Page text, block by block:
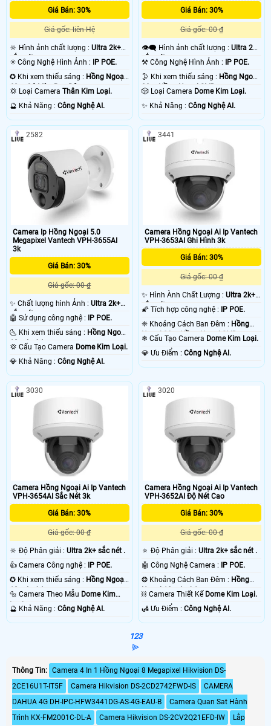
Giá Bán: 30%
Giá gốc: liên Hệ
🔆 Hình ảnh chất lượng : Ultra 2k+
sắc nét .
✳️ Công Nghệ Hình Ảnh : IP POE.
✪ Khi xem thiếu sáng : Hồng Ngoại
60m Có Màu Ban Đêm.
💢 Loại Camera Thân Kim Loại.
️🔮 Khả Năng : Công Nghệ AI.
Giá Bán: 30%
Giá gốc: 00 ₫
👁️‍🗨 Hình ảnh chất lượng :Ultra 2k+
sắc nét .
⚒ Công Nghệ Hình Ảnh : IP POE.
🌛 Khi xem thiếu sáng : Hồng Ngoại
30m Hồng Ngoại SMD.
🎲 Loại Camera Dome Kim Loại.
️✨ Khả Năng :Công Nghệ AI.
Camera Ip Hồng Ngoại 5.0
Megapixel Vantech VPH-3655AI
3k
Giá Bán: 30%
Giá gốc: 00 ₫
✨ Chất lượng hình Ảnh : Ultra 2k+
sắc nét .
🤖️ Sử dụng công nghệ :
IP POE.
🌜 Khi xem thiếu sáng : Hồng Ngoại
10m Led Array.
💢 Cấu Tạo Camera Dome Kim Loại.
️💎 Khả Năng : Công Nghệ AI.
2582
Camera Hồng Ngoại Ai Ip Vantech
VPH-3653AI Ghi Hình 3k
Giá Bán: 30%
Giá gốc: 00 ₫
✨ Hình Ành Chất Lượng :Ultra 2k+
sắc nét .
🌠 Tích hợp công nghệ :
IP POE.
❈ Khoảng Cách Ban Đêm : Hồng
Ngoại 20m Hồng Ngoại SMD.
❄ Cấu Tạo Camera Dome Kim Loại.
️💎 Ưu Điểm :Công Nghệ AI.
3441
Camera Hồng Ngoại Ai Ip Vantech
VPH-3654AI Sắc Nét 3k
Giá Bán: 30%
Giá gốc: 00 ₫
🔆 Độ Phân giải : Ultra 2k+ sắc nét .
👍 Camera Công nghệ :
IP POE.
✪ Khi xem thiếu sáng : Hồng Ngoại
10m Led Array.
🔩 Camera Theo Mẫu Dome Kim
Loại.
️🔮 Khả Năng : Công Nghệ AI.
3030
Camera Hồng Ngoại Ai Ip Vantech
VPH-3652AI Độ Nét Cao
Giá Bán: 30%
Giá gốc: 00 ₫
🔅 Độ Phân giải :Ultra 2k+ sắc nét .
🤖️ Công Nghệ Camera :
IP POE.
❂ Khoảng Cách Ban Đêm : Hồng
Ngoại 10m Led Array.
⛓ Camera Thiết Kế Dome Kim Loại.
️🛃 Ưu Điểm :Công Nghệ AI.
3020
123
⫸
Thông Tin: Camera 4 In 1 Hồng Ngoại 8 Megapixel Hikvision DS-
2CE16U1T-IT5F
Camera Hikvision DS-2CD2742FWD-IS
CAMERA
DAHUA 4G DH-IPC-HFW3441DG-AS-4G-EAU-B
Camera Quan Sat Hành
Trình KX-FM2001C-DL-A
Camera Hikvision DS-2CV2Q21EFD-IW
Lắp